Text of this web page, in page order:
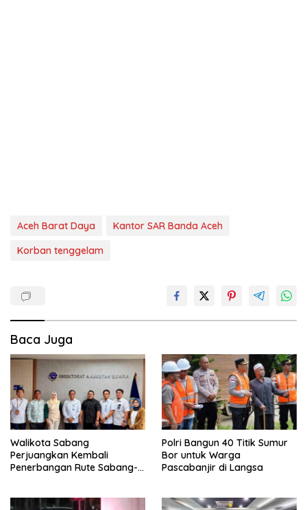
Aceh Barat Daya
Kantor SAR Banda Aceh
Korban tenggelam
Baca Juga
Walikota Sabang
Perjuangkan Kembali
Penerbangan Rute Sabang-
Polri Bangun 40 Titik Sumur
Bor untuk Warga
Pascabanjir di Langsa